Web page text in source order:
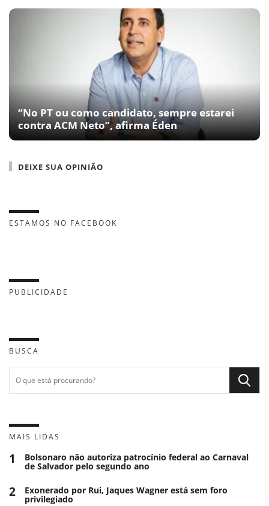
“No PT ou como candidato, sempre estarei
contra ACM Neto”, afirma Éden
DEIXE SUA OPINIÃO
ESTAMOS NO FACEBOOK
PUBLICIDADE
BUSCA
MAIS LIDAS
1 Bolsonaro não autoriza patrocínio federal ao Carnaval
de Salvador pelo segundo ano
2 Exonerado por Rui, Jaques Wagner está sem foro
privilegiado